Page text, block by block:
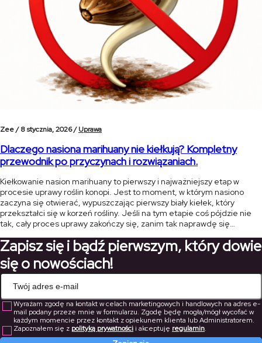
Zee /8 stycznia, 2026 /Uprawa
Dlaczego nasiona marihuany nie kiełkują? Kompletny
przewodnik po przyczynach i rozwiązaniach.
Kiełkowanie nasion marihuany to pierwszy i najważniejszy etap w
procesie uprawy roślin konopi. Jest to moment, w którym nasiono
zaczyna się otwierać, wypuszczając pierwszy biały kiełek, który
przekształci się w korzeń rośliny. Jeśli na tym etapie coś pójdzie nie
tak, cały proces uprawy zakończy się, zanim tak naprawdę się
[…]
Zapisz się i bądź pierwszym, który dowie
się o nowościach!
Wyrażam zgodę na kontakt w celach marketingowych i handlowych na adres e-
mail podany przeze mnie w formularzu. Zgodę będę mogła/mógł wycofać w
każdym momencie przez kontakt z opiekunem klienta lub Administratorem.
Zapoznałem się z polityką prywatnościi akceptuję regulamin.